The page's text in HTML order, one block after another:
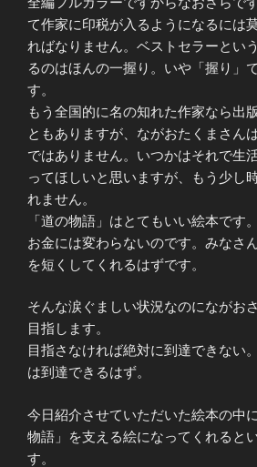
て作家に印税が入るようになるには
ればなりません。ベストセラーとい
るのはほんの一握り。いや「握り」
す。
もう全国的に名の知れた作家なら出
ともありますが、ながおたくまさん
ではありません。いつかはそれで生
ってほしいと思いますが、もう少し
れません。
「道の物語」はとてもいい絵本です
お金には変わらないのです。みなさ
を短くしてくれるはずです。
そんな涙ぐましい状況なのにながお
目指します。
目指さなければ絶対に到達できない
は到達できるはず。
今日紹介させていただいた絵本の中
物語」を支える絵になってくれると
す。